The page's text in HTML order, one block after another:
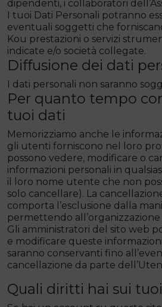
dipendenti, i collaboratori
I tuoi Dati Personali potranno
eventuali soggetti che
Kou prestazioni o servizi
indicate e/o società collegate.
Diffusione dei dati
I dati personali non saranno
Per quanto tempo
tuoi dati
Memorizziamo anche le
gli utenti forniscono nel loro
possono vedere, modificare o
informazioni personali in
il loro nome utente che non
solo cancellare). La
comporta l’esclusione dalla
permettendo
Gli amministratori del sito web
e modificare queste
saranno conservanti fino
cancellazione da parte
Quali diritti hai sui